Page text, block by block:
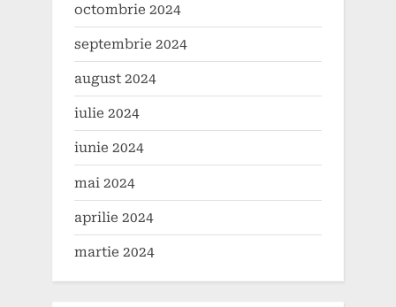
octombrie 2024
septembrie 2024
august 2024
iulie 2024
iunie 2024
mai 2024
aprilie 2024
martie 2024